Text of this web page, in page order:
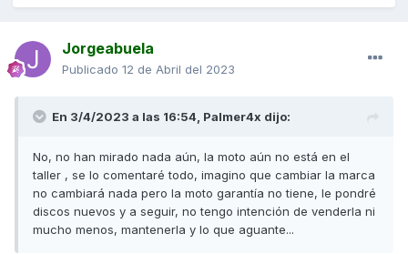
Jorgeabuela
Publicado 12 de Abril del 2023
En 3/4/2023 a las 16:54, Palmer4x dijo:
No, no han mirado nada aún, la moto aún no está en el
taller , se lo comentaré todo, imagino que cambiar la marca
no cambiará nada pero la moto garantía no tiene, le pondré
discos nuevos y a seguir, no tengo intención de venderla ni
mucho menos, mantenerla y lo que aguante...